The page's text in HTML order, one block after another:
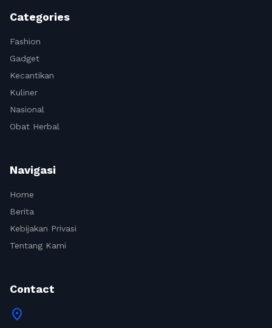
Categories
Fashion
Gadget
Kecantikan
Kuliner
Nasional
Obat Herbal
Navigasi
Home
Berita
Kebijakan Privasi
Tentang Kami
Contact
location_on